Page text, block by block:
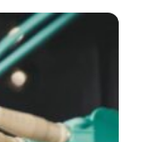
alt fra ...